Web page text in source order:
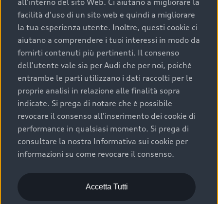
completa della vettura certifica una manutenzione
costante e accurata;
condizioni della carrozzeria e degli interni: una
buona conservazione evidenzia cura e attenzione del
precedente proprietario;
efficienza meccanica: motore, trasmissione e
componenti principali in ottimo stato garantiscono
prestazioni affidabili e sicure.
Acquistare un’auto usata in una Concessionaria ufficiale
Audi che offre l’usato garantito tramite Audi Prima
Scelta :plus, significa affidarsi ad un prodotto che viene
sottoposto a 110 controlli approfonditi e coperto da
garanzia fino a 4 anni per una maggiore tutela del tuo
acquisto.
all'interno del sito Web. Ci aiutano a migliorare la
facilità d'uso di un sito web e quindi a migliorare
la tua esperienza utente. Inoltre, questi cookie ci
aiutano a comprendere i tuoi interessi in modo da
fornirti contenuti più pertinenti. Il consenso
dell'utente vale sia per Audi che per noi, poiché
entrambe le parti utilizzano i dati raccolti per le
proprie analisi in relazione alle finalità sopra
indicate. Si prega di notare che è possibile
revocare il consenso all'inserimento dei cookie di
performance in qualsiasi momento. Si prega di
consultare la nostra Informativa sui cookie per
informazioni su come revocare il consenso.
Accetta Tutti